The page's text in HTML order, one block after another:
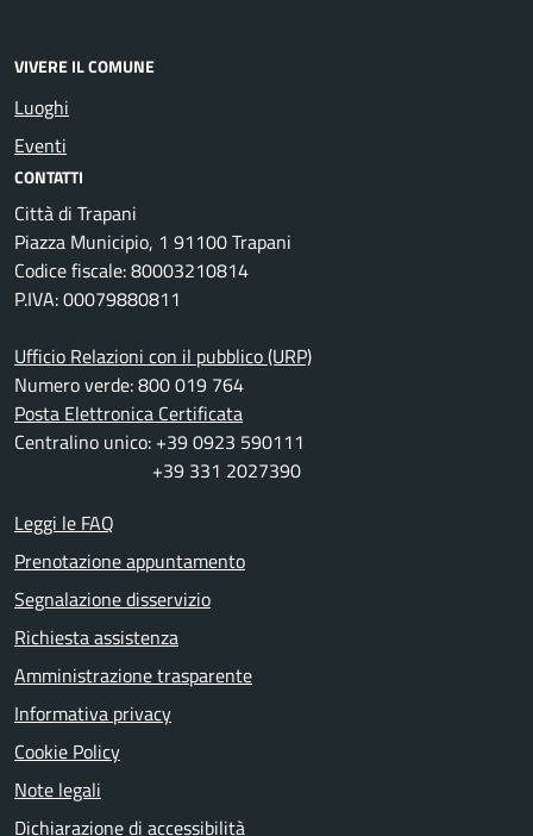
VIVERE IL COMUNE
Luoghi
Eventi
CONTATTI
Città di Trapani
Piazza Municipio, 1 91100 Trapani
Codice fiscale: 80003210814
P.IVA: 00079880811
Ufficio Relazioni con il pubblico (URP)
Numero verde: 800 019 764
Posta Elettronica Certificata
Centralino unico: +39 0923 590111
+39 331 2027390
Leggi le FAQ
Prenotazione appuntamento
Segnalazione disservizio
Richiesta assistenza
Amministrazione trasparente
Informativa privacy
Cookie Policy
Note legali
Dichiarazione di accessibilità